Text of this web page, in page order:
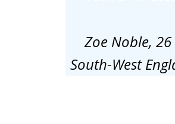
Zoe Noble, 26
South-West